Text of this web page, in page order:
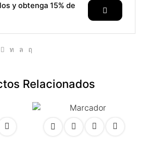
y obtenga 15% de
Relacionados